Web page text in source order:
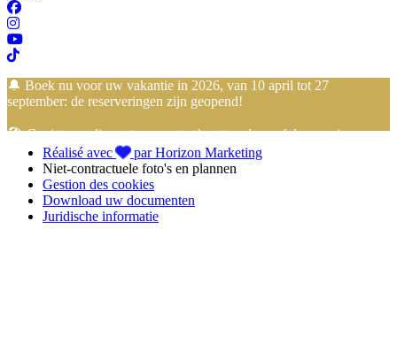
🔔 Boek nu voor uw vakantie in 2026, van 10 april tot 27
september: de reserveringen zijn geopend!
🏖️ Geniet van directe toegang tot het strand vanaf de camping…
vakantie met de voeten in het zand begint hier!
📢 Profiteer van debetaling in 4 termijnen zonder kosten
FLOA Bankom uwvakantie in de Vendée
Mahanagerust te reserveren!
Réalisé avec
par Horizon Marketing
Niet-contractuele foto's en plannen
Gestion des cookies
Download uw documenten
Juridische informatie